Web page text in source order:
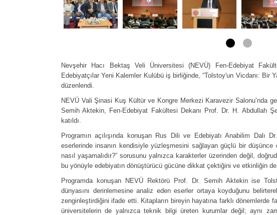
Nevşehir Hacı Bektaş Veli Üniversitesi (NEVÜ) Fen-Edebiyat
Edebiyatçılar Yeni Kalemler Kulübü iş birliğinde, “Tolstoy'un Vicdanı: Bir
düzenlendi.
NEVÜ Vali Şinasi Kuş Kültür ve Kongre Merkezi Karavezir Salonu’nda
Semih Aktekin, Fen-Edebiyat Fakültesi Dekanı Prof. Dr. H. Abdullah
katıldı.
Programın açılışında konuşan Rus Dili ve Edebiyatı Anabilim Dalı
eserlerinde insanın kendisiyle yüzleşmesini sağlayan güçlü bir düşünce
nasıl yaşamalıdır?” sorusunu yalnızca karakterler üzerinden değil,
bu yönüyle edebiyatın dönüştürücü gücüne dikkat çektiğini ve etkinliğin
Programda konuşan NEVÜ Rektörü Prof. Dr. Semih Aktekin ise
dünyasını derinlemesine analiz eden eserler ortaya koyduğunu
zenginleştirdiğini ifade etti. Kitapların bireyin hayatına farklı dönemlerde
üniversitelerin de yalnızca teknik bilgi üreten kurumlar değil; aynı